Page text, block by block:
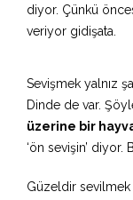
diyor. Çünkü
veriyor gidişata.
Sevişmek yalnız
Dinde de var.
üzerine bir
‘ön sevişin’ diyor.
Güzeldir sevilmek